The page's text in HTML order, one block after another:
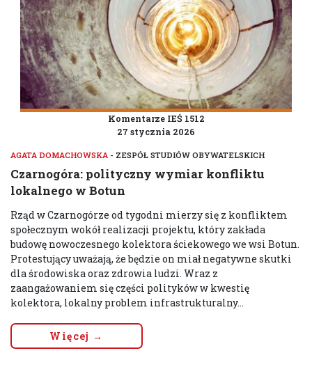
Komentarze IEŚ 1512
27 stycznia 2026
AGATA DOMACHOWSKA - ZESPÓŁ STUDIÓW OBYWATELSKICH
Czarnogóra: polityczny wymiar konfliktu
lokalnego w Botun
Rząd w Czarnogórze od tygodni mierzy się z konfliktem
społecznym wokół realizacji projektu, który zakłada
budowę nowoczesnego kolektora ściekowego we wsi Botun.
Protestujący uważają, że będzie on miał negatywne skutki
dla środowiska oraz zdrowia ludzi. Wraz z
zaangażowaniem się części polityków w kwestię
kolektora, lokalny problem infrastrukturalny...
Więcej →